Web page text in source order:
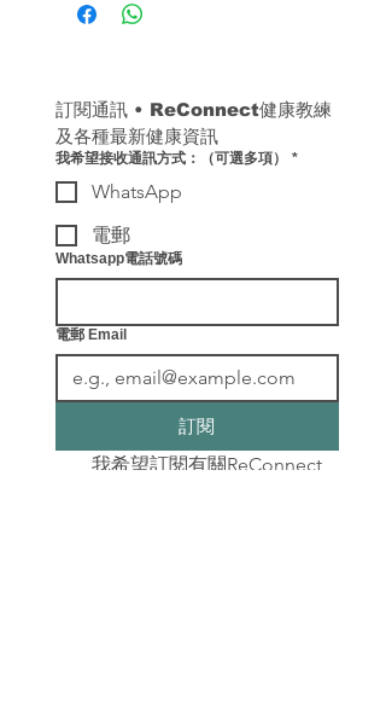
訂閱通訊 • ReConnect健康教練
及各種最新健康資訊
我希望接收通訊方式：（可選多項） *
WhatsApp
電郵
Whatsapp電話號碼
電郵 Email
訂閱
我希望訂閱有關ReConnect